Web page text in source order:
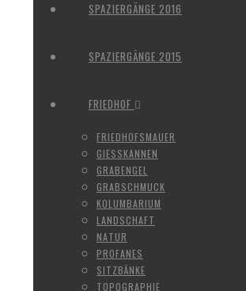
SPAZIERGÄNGE 2016
SPAZIERGÄNGE 2015
FRIEDHOF
FRIEDHOFSMAUER
GIESSKANNEN
GRABENGEL
GRABSCHMUCK
KOLUMBARIUM
LANDSCHAFT
NATUR
PROFANES
SITZBÄNKE
TOPOGRAPHIE